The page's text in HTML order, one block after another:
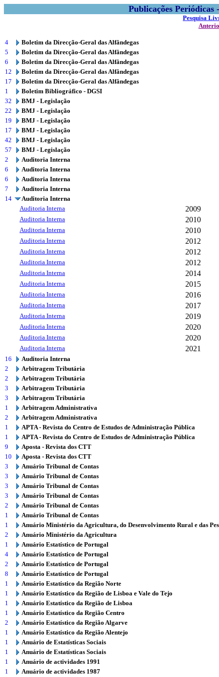
Publicações
Pesquisa
4
Boletim da Direcção-Geral das Alfândegas
5
Boletim da Direcção-Geral das Alfândegas
6
Boletim da Direcção-Geral das Alfândegas
12
Boletim da Direcção-Geral das Alfândegas
17
Boletim da Direcção-Geral das Alfândegas
1
Boletim Bibliográfico - DGSI
32
BMJ - Legislação
22
BMJ - Legislação
19
BMJ - Legislação
17
BMJ - Legislação
42
BMJ - Legislação
57
BMJ - Legislação
2
Auditoria Interna
6
Auditoria Interna
6
Auditoria Interna
7
Auditoria Interna
14
Auditoria Interna
Auditoria Interna
2009
Auditoria Interna 2010
Auditoria Interna 2010
Auditoria Interna 2012
Auditoria Interna 2012
Auditoria Interna 2012
Auditoria Interna 2014
Auditoria Interna 2015
Auditoria Interna 2016
Auditoria Interna 2017
Auditoria Interna 2019
Auditoria Interna 2020
Auditoria Interna 2020
Auditoria Interna 2021
16
Auditoria Interna
2
Arbitragem Tributária
2
Arbitragem Tributária
3
Arbitragem Tributária
3
Arbitragem Tributária
1
Arbitragem Administrativa
2
Arbitragem Administrativa
1
APTA - Revista do Centro de Estudos de Administração Pública
1
APTA - Revista do Centro de Estudos de Administração Pública
9
Aposta - Revista dos CTT
10
Aposta - Revista dos CTT
3
Anuário Tribunal de Contas
3
Anuário Tribunal de Contas
3
Anuário Tribunal de Contas
3
Anuário Tribunal de Contas
2
Anuário Tribunal de Contas
1
Anuário Tribunal de Contas
1
Anuário Ministério da Agricultura, do Desenvolvimento Rural e das
2
Anuário Ministério da Agricultura
1
Anuário Estatístico de Portugal
4
Anuário Estatístico de Portugal
2
Anuário Estatístico de Portugal
8
Anuário Estatístico de Portugal
1
Anuário Estatístico da Região Norte
1
Anuário Estatístico da Região de Lisboa e Vale do Tejo
1
Anuário Estatístico da Região de Lisboa
1
Anuário Estatístico da Região Centro
2
Anuário Estatístico da Região Algarve
1
Anuário Estatístico da Região Alentejo
1
Anuário de Estatísticas Sociais
1
Anuário de Estatísticas Sociais
1
Anuário de actividades 1991
1
Anuário de actividades 1987